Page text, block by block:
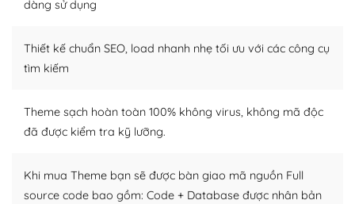
– Sở hữu một cộng đồng lớn, sẵn sàng hỗ trợ
người cuồng tín WordPress.
kiếm những cộng đồng WordPress, họ sẽ giúp bạn trả
lời, giải đáp vấn đề của bạn.
dàng sử dụng
Thiết kế chuẩn SEO, load nhanh nhẹ tối ưu với các công cụ
tìm kiếm
Theme sạch hoàn toàn 100% không virus, không mã độc
đã được kiểm tra kỹ lưỡng.
Khi mua Theme bạn sẽ được bàn giao mã nguồn Full
source code bao gồm: Code + Database được nhân bản